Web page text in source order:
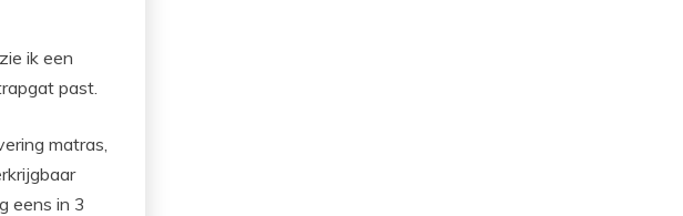
ik een
past.
matras,
eens in 3